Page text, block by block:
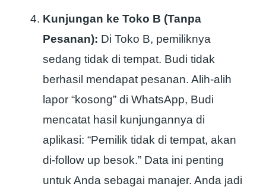
Kunjungan ke Toko B (Tanpa
Pesanan): Di Toko B, pemiliknya
sedang tidak di tempat. Budi tidak
berhasil mendapat pesanan. Alih-alih
lapor “kosong” di WhatsApp, Budi
mencatat hasil kunjungannya di
aplikasi: “Pemilik tidak di tempat, akan
di-follow up besok.” Data ini penting
untuk Anda sebagai manajer. Anda jadi